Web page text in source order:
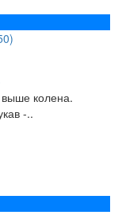
выше колена.
-..